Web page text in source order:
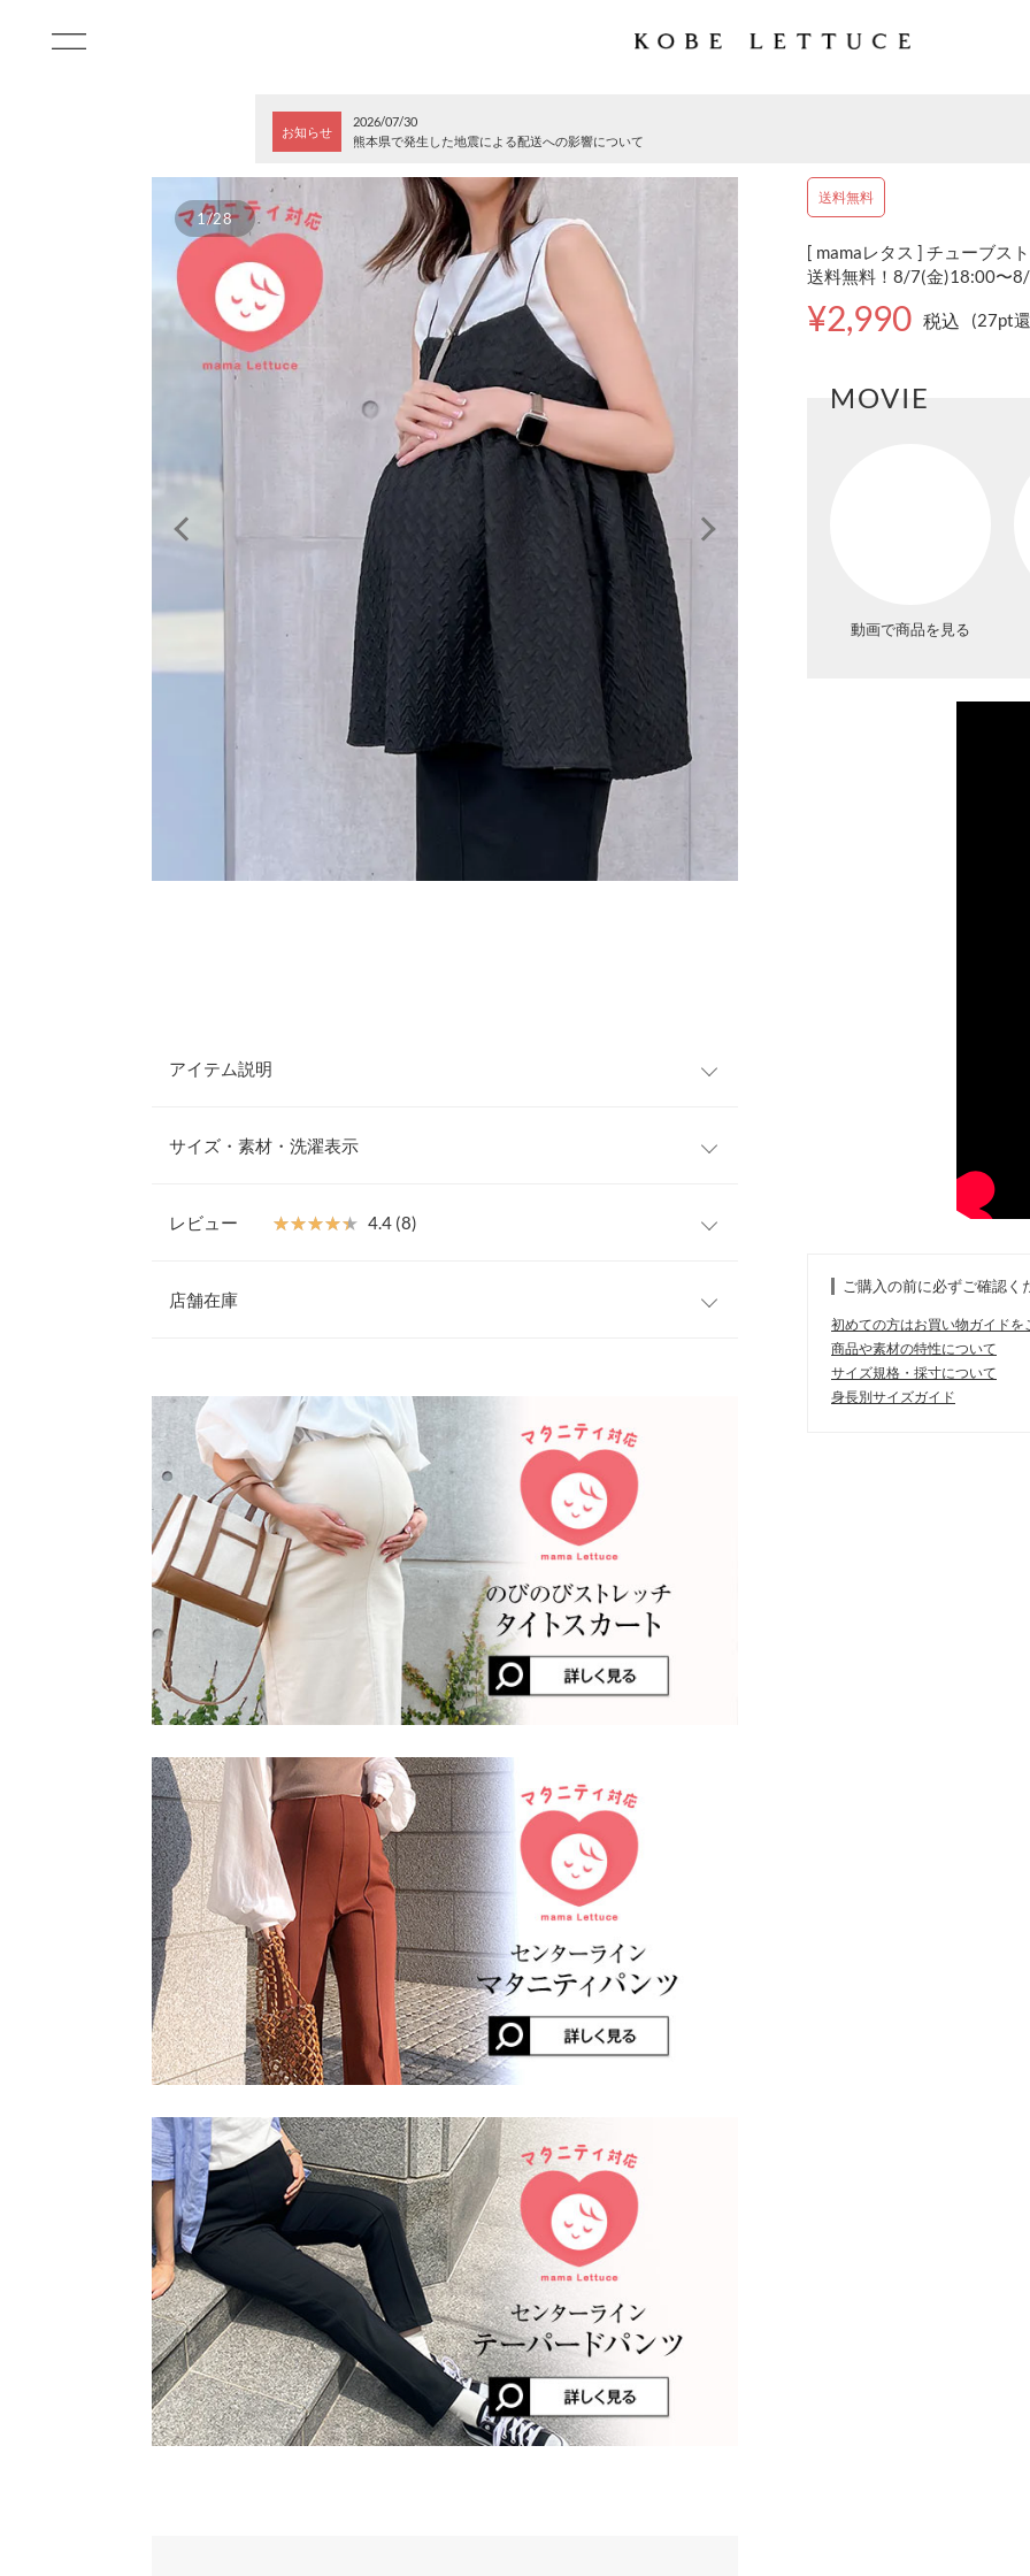
お知らせ
2026/07/30
熊本県で発生した地震による配送への影響について
1/28
アイテム説明
ニティキャミブラウスが新登場。ゆったり身頃とバックゴムで締め付け感のない
ーズンでも着回していただけます。
材でご自宅でお手入れしやすいのも魅力のひとつです。肩紐は結び方次第で長さ
サイズ・素材・洗濯表示
※生産時期の違いによる色や素材に関して、多少の個体差が生じている場合がございま
す。予めご了承ください。
※上記寸法は、生産時に指示した寸法に従い掲載しております。生産時期の違いによる製
造時の個体差が多少生じている場合がございます。また、商品についたメーカータグの数
値とは異なる場合がございます。予めご了承ください。
素材
ポリエステル100%
商品詳細
伸縮性：なし 淡色透け：ややあり 濃色透け：なし 裏地：なし
原産国
中国
洗濯表示
洗濯表示について
レビュー ★★★★★
★★★★★ 4.4 (8)
パンツ、スカートどちらにも合うので購入して良かったです。高見えの商品だと
思います。
サニー東京 |身長： 170cm | 体重： | 足のサイズ：
★★★★★
★★★★★ 5
カラー：ブラック購入日：2023/08/27
お腹カバーにと思い購入。でもTシャツにプラスするだけでいい感じ…
161cm~165cm | 体重： 56kg ~60kg| 足のサイズ：
★★★★★
★★★★★ 5
カラー：ブラック 購入日：2023/04/24
サイズは少し大きかったですが、チュニックとして使えます。 Tシャツやタンクト
ップの上に重ね着すると可愛いです。
がじゅまる |身長：146cm~150cm| 体重：36kg~40kg | 足のサイズ：
★★★★★
★★★★★ 5
購入日：2023/03/30
妊婦ではなく普通に着用する為に購入しました！低身長なのでワンピースとして
着れそうです！子供がいるのでアイボリー系のお洋服は避けがちですがプチプラ
RMT | 身長：146cm~150cm| 体重：46kg ~ 50kg| 足のサイズ：22.0cm
★★★★★
★★★★★ 4
カラー：フリンジモカ購入日：2024/06/21
思っていたより胸周りがぴったりする感じでした。デザインと生地感は可愛いで
す。
lettuce201909091134001 | 身長：151cm~155cm | 体重：
店舗在庫
わせください。
兵庫県
店舗在庫
姫路店
送料無料
[ mamaレタス ] チューブス
送料無料！8/7(金)18:00〜
¥2,990 税込 (27pt
MOVIE
動画で商品を見る
ご購入の前に必ずご確認く
初めての方はお買い物ガイドを
商品や素材の特性について
サイズ規格・採寸について
身長別サイズガイド